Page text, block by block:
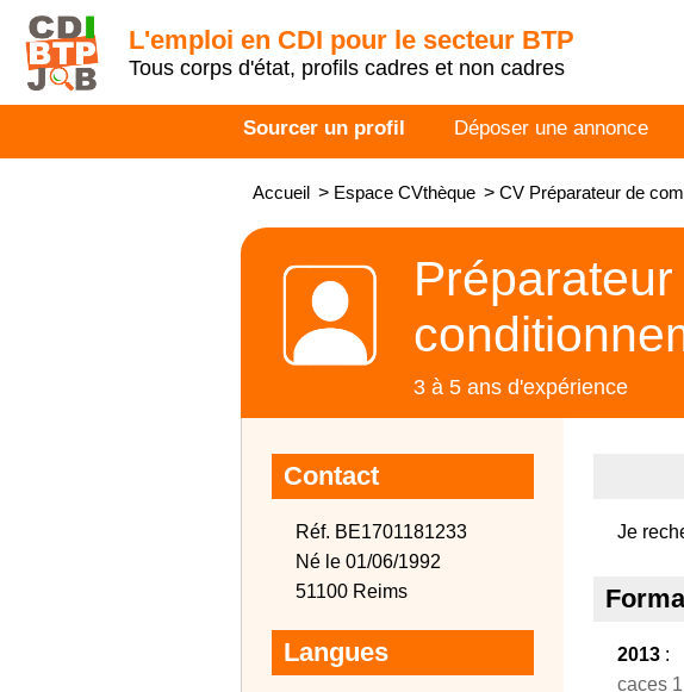
L'emploi en CDI pour le secteur BTP
Tous corps d'état, profils cadres et non cadres
Sourcer un profil Déposer une annonce
Accueil > Espace CVthèque > CV Préparateur de
3 à 5 ans d'expérience
Contact
Réf. BE1701181233
Né le 01/06/1992
51100 Reims
Langues
Je
2013 :
caces